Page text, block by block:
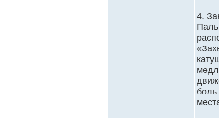
4.
боль